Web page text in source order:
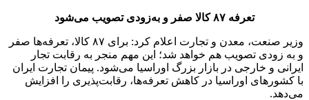
تعرفه ٨٧ کالا صفر و به‌زودی تصویب‌ می‌شود
وزیر صنعت، معدن و تجارت اعلام کرد: برای ۸۷ کالا، تعرفه‌ها صفر
و به زودی تصویب هم خواهد شد؛ این مهم منجر به رقابت تجار
ایرانی و خارجی در بازار بزرگ اوراسیا می‌شود. پیمان تجارت ایران
با کشورهای اوراسیا در کاهش تعرفه‌ها، رقابت‌پذیری را افزایش
می‌دهد.